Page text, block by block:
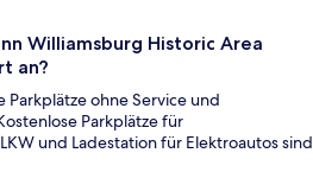
Williamsburg Historic Area
an?
Parkplätze ohne Service und
Parkplätze für
und Ladestation für Elektroautos sind